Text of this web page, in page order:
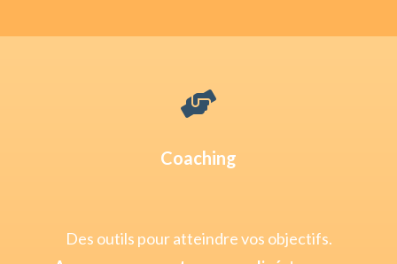

Coaching
Des outils pour atteindre vos objectifs.